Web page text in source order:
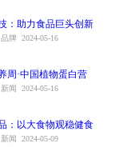
：助力食品巨头创新
品牌 2024-05-16
周·中国植物蛋白营
新闻 2024-05-16
：以大食物观稳健食
新闻 2024-05-09